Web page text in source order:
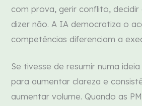
com prova, gerir conflito, decidir
dizer não. A IA democratiza o
competências diferenciam a
Se tivesse de resumir numa
para aumentar clareza e
aumentar volume. Quando as